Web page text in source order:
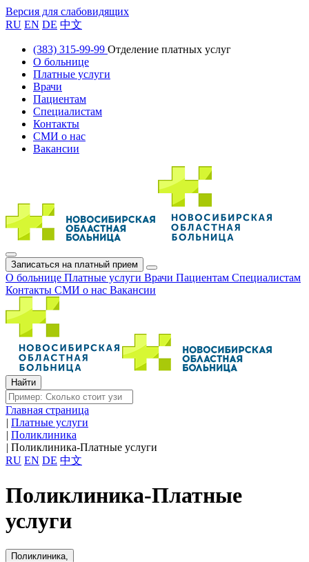
Версия для слабовидящих
RU EN DE 中文
(383) 315-99-99 Отделение платных услуг
О больнице
Платные услуги
Врачи
Пациентам
Специалистам
Контакты
СМИ о нас
Вакансии
Записаться на платный прием
О больнице Платные услуги Врачи Пациентам Специалистам
Контакты СМИ о нас Вакансии
Главная страница
| Платные услуги
| Поликлиника
| Поликлиника-Платные услуги
RU EN DE 中文
Поликлиника-Платные
услуги
Поликлиника,